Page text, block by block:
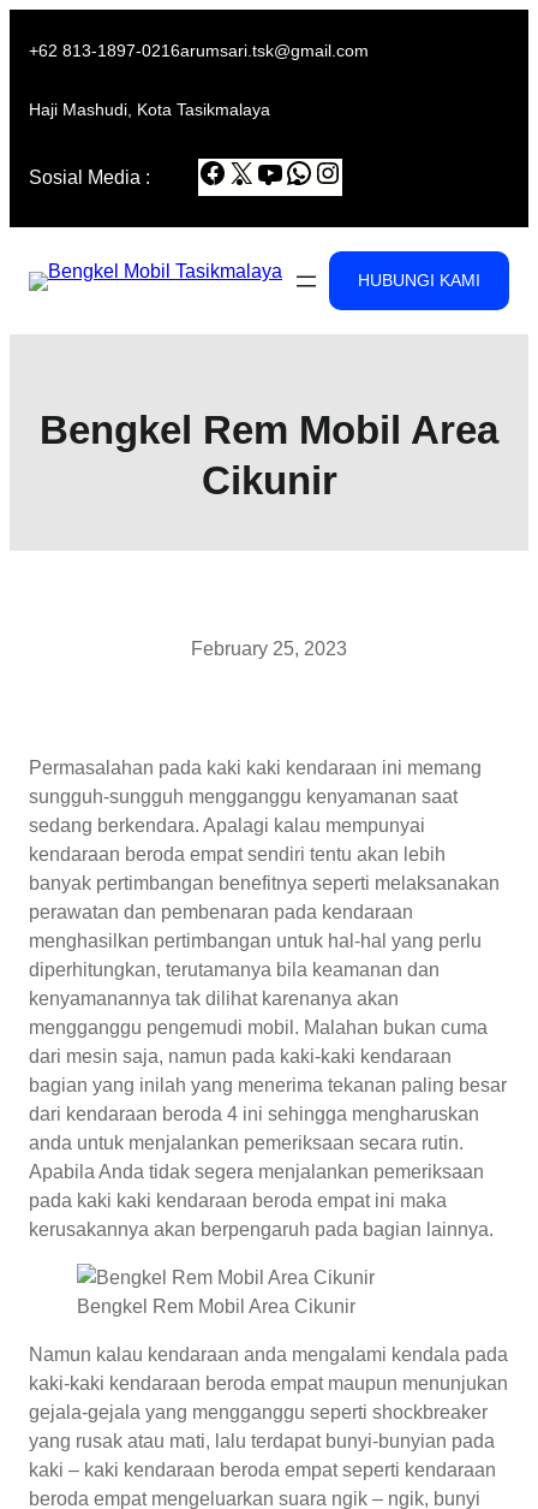
+62 813-1897-0216arumsari.tsk@gmail.com
Haji Mashudi, Kota Tasikmalaya
Sosial Media : Facebook
X YouTubeWhatsApp
HUBUNGI KAMI
Bengkel Rem Mobil Area
Cikunir
February 25, 2023
Permasalahan pada kaki kaki kendaraan ini memang
sungguh-sungguh mengganggu kenyamanan saat
sedang berkendara. Apalagi kalau mempunyai
kendaraan beroda empat sendiri tentu akan lebih
banyak pertimbangan benefitnya seperti melaksanakan
perawatan dan pembenaran pada kendaraan
menghasilkan pertimbangan untuk hal-hal yang perlu
diperhitungkan, terutamanya bila keamanan dan
kenyamanannya tak dilihat karenanya akan
mengganggu pengemudi mobil. Malahan bukan cuma
dari mesin saja, namun pada kaki-kaki kendaraan
bagian yang inilah yang menerima tekanan paling besar
dari kendaraan beroda 4 ini sehingga mengharuskan
anda untuk menjalankan pemeriksaan secara rutin.
Apabila Anda tidak segera menjalankan pemeriksaan
pada kaki kaki kendaraan beroda empat ini maka
kerusakannya akan berpengaruh pada bagian lainnya.
Bengkel Rem Mobil Area Cikunir
Namun kalau kendaraan anda mengalami kendala pada
kaki-kaki kendaraan beroda empat maupun menunjukan
gejala-gejala yang mengganggu seperti shockbreaker
yang rusak atau mati, lalu terdapat bunyi-bunyian pada
kaki – kaki kendaraan beroda empat seperti kendaraan
beroda empat mengeluarkan suara ngik – ngik, bunyi